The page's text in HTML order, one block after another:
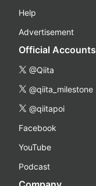
Help
Advertisement
Official Accounts
@Qiita
@qiita_milestone
@qiitapoi
Facebook
YouTube
Podcast